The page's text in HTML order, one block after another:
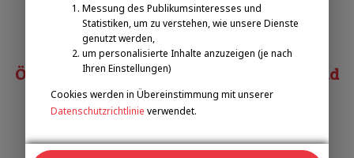
zbozinek@emilova-sportovni.cz
+420 602 720 518
Österreichischer Behindertensportverband
Matias COSTA
+43 332-61-34
Messung des Publikumsinteresses und
Statistiken, um zu verstehen, wie unsere Dienste
genutzt werden,
um personalisierte Inhalte anzuzeigen (je nach
Ihren Einstellungen)
Cookies werden in Übereinstimmung mit unserer
Datenschutzrichtlinie verwendet.